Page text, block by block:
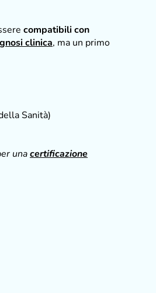
compatibili con
clinica, ma un primo
Sanità)
unacertificazione